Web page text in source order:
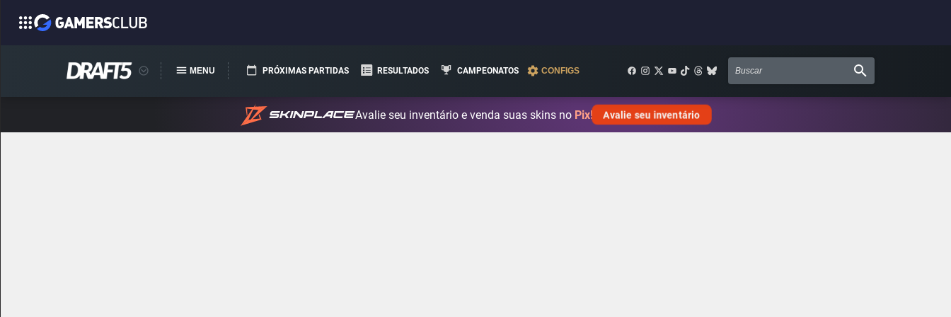
MENU PRÓXIMAS PARTIDAS RESULTADOS CAMPEONATOS CONFIGS
Avalie seu inventário e venda suas skins no Pix! Avalie seu inventário